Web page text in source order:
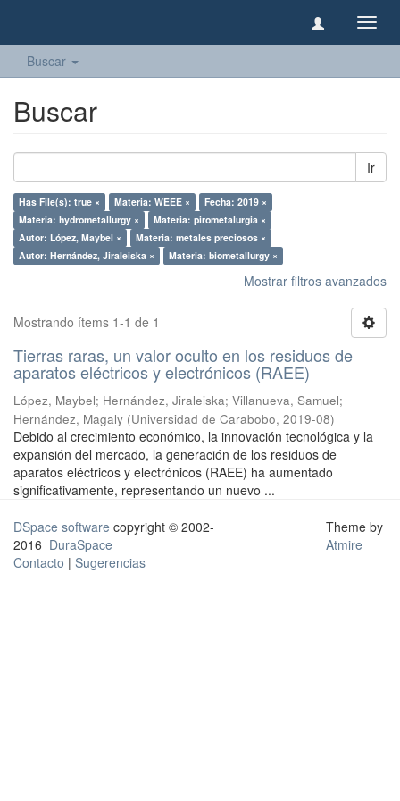
Buscar
Buscar
Ir
Has File(s): true × Materia: WEEE ×
Fecha: 2019 ×
Materia: hydrometallurgy ×
Materia: pirometalurgia ×
Autor: López, Maybel ×
Materia: metales preciosos ×
Autor: Hernández, Jiraleiska ×
Materia: biometallurgy ×
Mostrar filtros avanzados
Mostrando ítems 1-1 de 1
Tierras raras, un valor oculto en los residuos de
aparatos eléctricos y electrónicos (RAEE)
López, Maybel; Hernández, Jiraleiska; Villanueva, Samuel;
Hernández, Magaly (Universidad de Carabobo, 2019-08)
Debido al crecimiento económico, la innovación tecnológica y la
expansión del mercado, la generación de los residuos de
aparatos eléctricos y electrónicos (RAEE) ha aumentado
significativamente, representando un nuevo ...
DSpace software copyright © 2002-
2016 DuraSpace
Contacto | Sugerencias
Theme by
Atmire